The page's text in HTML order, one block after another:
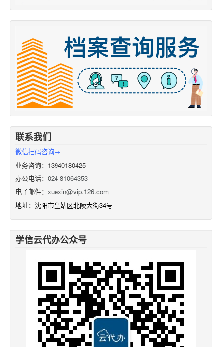
联系我们
微信扫码咨询→
业务咨询：13940180425
办公电话： 024-81064353
电子邮件： xuexin@vip.126.com
地址：沈阳市皇姑区北陵大街34号
学信云代办公众号